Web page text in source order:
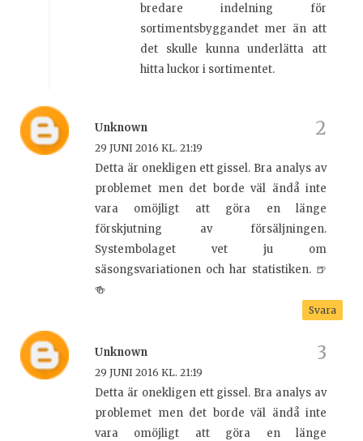
bredare indelning för
sortimentsbyggandet mer än att
det skulle kunna underlätta att
hitta luckor i sortimentet.
Unknown
29 JUNI 2016 KL. 21:19
Detta är onekligen ett gissel. Bra analys av
problemet men det borde väl ändå inte
vara omöjligt att göra en länge
förskjutning av försäljningen.
Systembolaget vet ju om
säsongsvariationen och har statistiken. 🍺
🍻
Svara
Unknown
29 JUNI 2016 KL. 21:19
Detta är onekligen ett gissel. Bra analys av
problemet men det borde väl ändå inte
vara omöjligt att göra en länge